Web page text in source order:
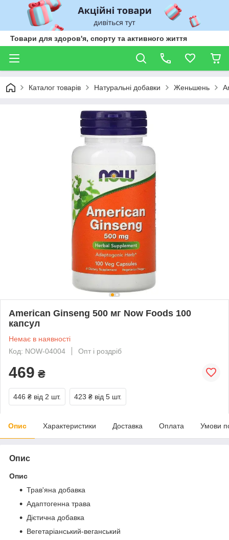
Товари для здоров'я, спорту та активного життя
Каталог товарів Натуральні добавки Женьшень
American Ginseng 500 мг Now Foods 100
капсул
Немає в наявності
Код: NOW-04004
Опт і роздріб
469 ₴
446 ₴ від 2 шт. 423 ₴ від 5 шт.
Опис Характеристики Доставка Оплата Умови
Опис
Опис
Трав'яна добавка
Адаптогенна трава
Дієтична добавка
Вегетаріанський-веганський